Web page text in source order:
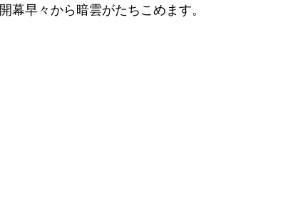
開幕早々から暗雲がたちこめます。